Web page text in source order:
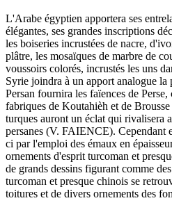
L'Arabe égyptien apportera ses
élégantes, ses grandes inscriptions
les boiseries incrustées de nacre,
plâtre, les mosaïques de marbre de
voussoirs colorés, incrustés les uns
Syrie joindra à un apport analogue
Persan fournira les faïences de
fabriques de Koutahièh et de
turques auront un éclat qui rivalisera
persanes (V. FAIENCE). Cependant
ci par l'emploi des émaux en
ornements d'esprit turcoman et
de grands dessins figurant comme
turcoman et presque chinois se
toitures et de divers ornements des